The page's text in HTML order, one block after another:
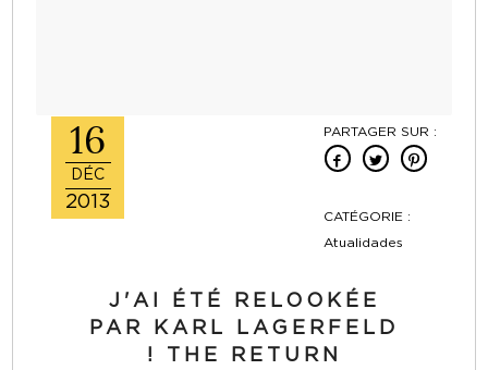
16
DÉC
2013
PARTAGER SUR :
CATÉGORIE :
Atualidades
J'AI ÉTÉ RELOOKÉE
PAR KARL LAGERFELD
! THE RETURN